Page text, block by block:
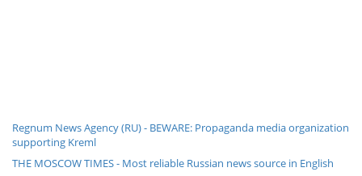
Regnum News Agency (RU) - BEWARE: Propaganda media organization
supporting Kreml
THE MOSCOW TIMES - Most reliable Russian news source in English